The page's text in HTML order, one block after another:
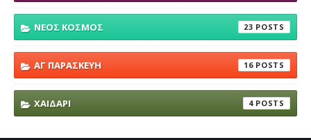
ΝΕΟΣ ΚΟΣΜΟΣ 23
ΑΓ ΠΑΡΑΣΚΕΥΗ 16
ΧΑΙΔΑΡΙ 4